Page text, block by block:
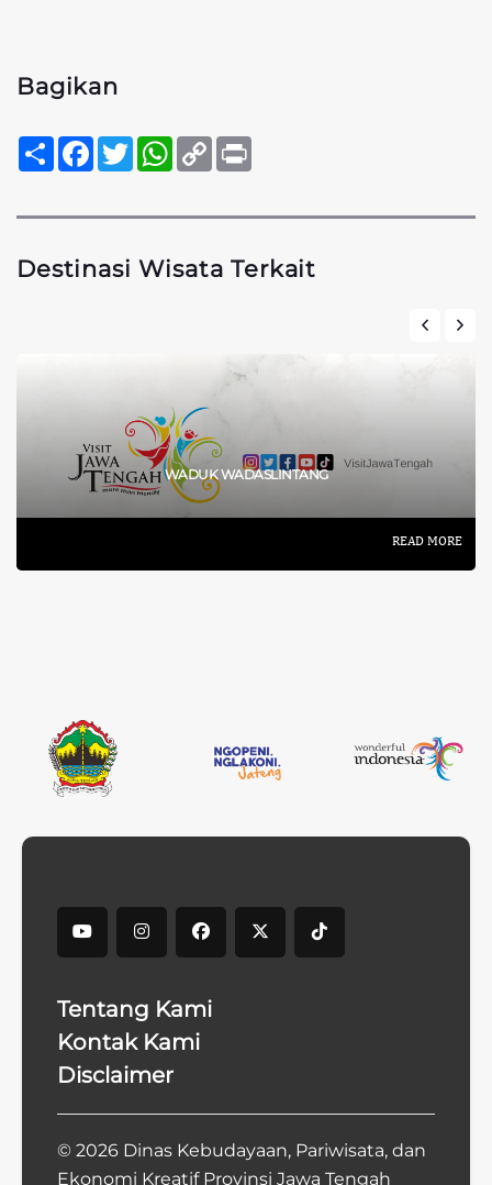
Bagikan
SambungFacebook
TwitterWhatsApp
Copy
Link
Destinasi Wisata Terkait
WADUK WADASLINTANG
READ MORE
Tentang Kami
Kontak Kami
Disclaimer
© 2026 Dinas Kebudayaan, Pariwisata, dan
Ekonomi Kreatif Provinsi Jawa Tengah